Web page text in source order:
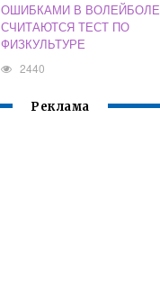
ОШИБКАМИ В ВОЛЕЙБОЛЕ
СЧИТАЮТСЯ ТЕСТ ПО
ФИЗКУЛЬТУРЕ
2440
Реклама